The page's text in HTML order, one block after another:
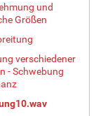
und
Größen
verschiedener
- Schwebung